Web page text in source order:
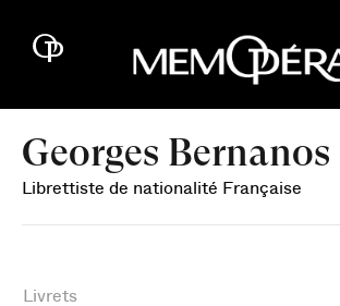
Georges Bernanos
Librettiste de nationalité Française
Livrets